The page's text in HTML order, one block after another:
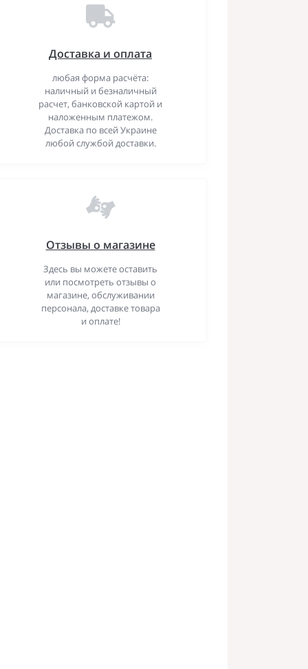
Доставка и оплата
любая форма расчёта:
наличный и безналичный
расчет, банковской картой и
наложенным платежом.
Доставка по всей Украине
любой службой доставки.
Отзывы о магазине
Здесь вы можете оставить
или посмотреть отзывы о
магазине, обслуживании
персонала, доставке товара
и оплате!